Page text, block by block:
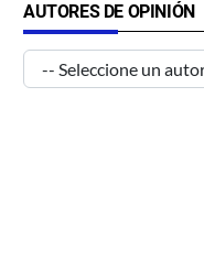
AUTORES DE OPINIÓN